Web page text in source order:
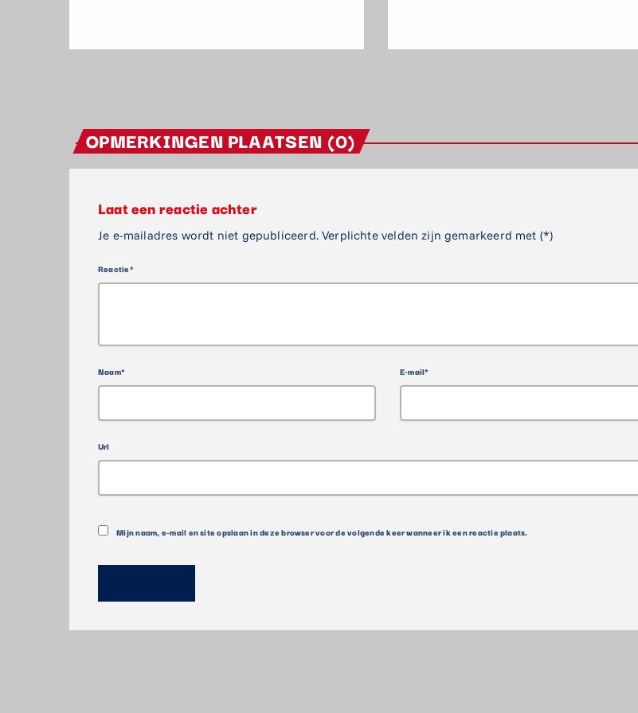
OPMERKINGEN PLAATSEN (0)
Laat een reactie achter
Je e-mailadres wordt niet gepubliceerd. Verplichte velden zijn gemarkeerd met (*)
Reactie*
Naam* E-mail*
Url
Mijn naam, e-mail en site opslaan in deze browser voor de volgende keer wanneer ik een reactie plaats.